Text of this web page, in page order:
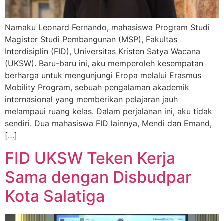
Namaku Leonard Fernando, mahasiswa Program Studi
Magister Studi Pembangunan (MSP), Fakultas
Interdisiplin (FID), Universitas Kristen Satya Wacana
(UKSW). Baru-baru ini, aku memperoleh kesempatan
berharga untuk mengunjungi Eropa melalui Erasmus
Mobility Program, sebuah pengalaman akademik
internasional yang memberikan pelajaran jauh
melampaui ruang kelas. Dalam perjalanan ini, aku tidak
sendiri. Dua mahasiswa FID lainnya, Mendi dan Emand,
[…]
FID UKSW Teken Kerja
Sama dengan Disbudpar
Kota Salatiga